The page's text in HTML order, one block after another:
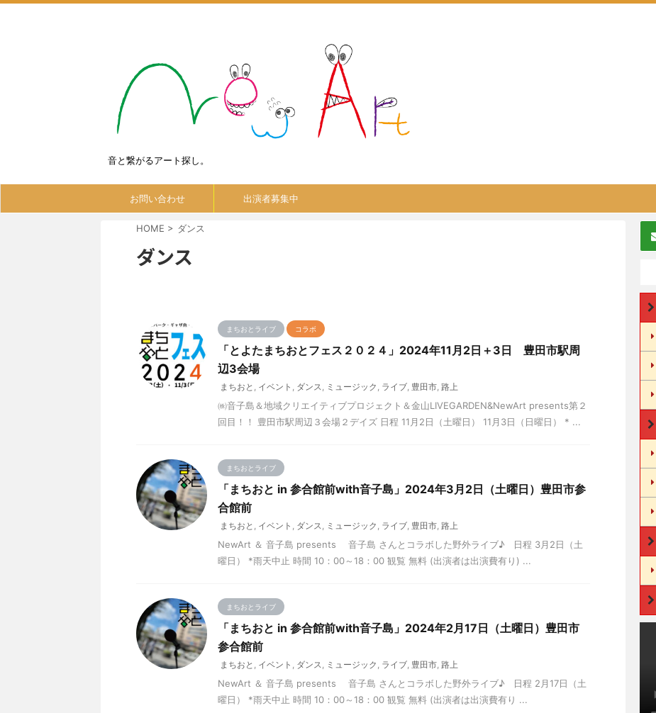
音と繋がるアート探し。
お問い合わせ 出演者募集中
HOME > ダンス
ダンス
まちおとライブ コラボ
「とよたまちおとフェス２０２４」2024年11月2日＋3日 豊田市駅周
辺3会場
まちおと , イベント , ダンス, ミュージック , ライブ, 豊田市, 路上
㈱音子島＆地域クリエイティブプロジェクト＆金山LIVEGARDEN&NewArt presents第２
回目！！ 豊田市駅周辺３会場２デイズ 日程 11月2日（土曜日） 11月3日（日曜日） * ...
まちおとライブ
「まちおと in 参合館前with音子島」2024年3月2日（土曜日）豊田市参
合館前
まちおと , イベント , ダンス, ミュージック , ライブ, 豊田市, 路上
NewArt ＆ 音子島 presents 音子島 さんとコラボした野外ライブ♪ 日程 3月2日（土
曜日） *雨天中止 時間 10：00～18：00 観覧 無料 (出演者は出演費有り) ...
まちおとライブ
「まちおと in 参合館前with音子島」2024年2月17日（土曜日）豊田市
参合館前
まちおと , イベント , ダンス, ミュージック , ライブ, 豊田市, 路上
NewArt ＆ 音子島 presents 音子島 さんとコラボした野外ライブ♪ 日程 2月17日（土
曜日） *雨天中止 時間 10：00～18：00 観覧 無料 (出演者は出演費有り ...